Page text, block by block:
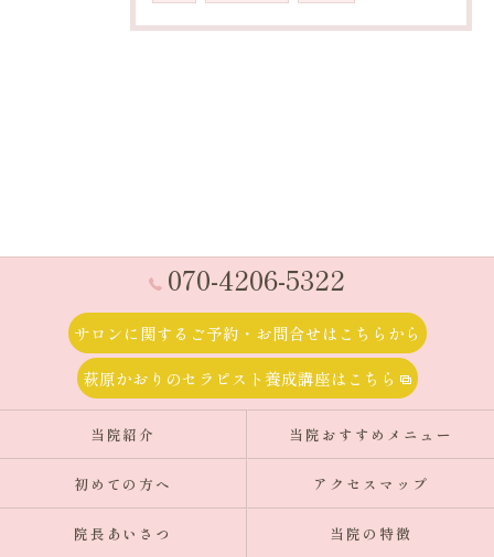
070-4206-5322
サロンに関するご予約・お問合せはこちらから
萩原かおりのセラピスト養成講座はこちら
当院紹介 当院おすすめメニュー
初めての方へ アクセスマップ
院長あいさつ 当院の特徴